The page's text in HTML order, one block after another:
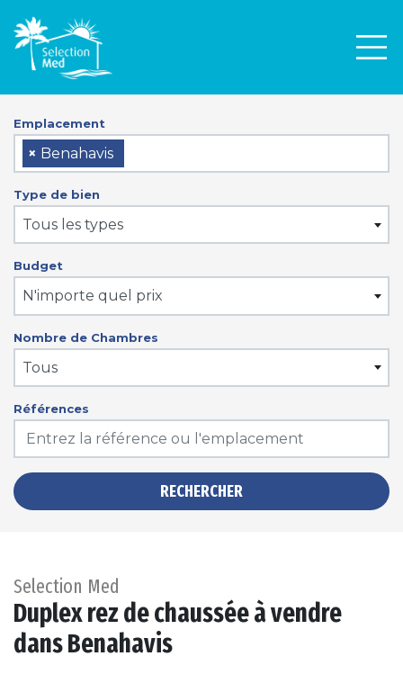
Emplacement
× Benahavis
Type de bien
Tous les types
Budget
N'importe quel prix
Nombre de Chambres
Tous
Références
RECHERCHER
Selection Med
Duplex rez de chaussée à vendre
dans Benahavis